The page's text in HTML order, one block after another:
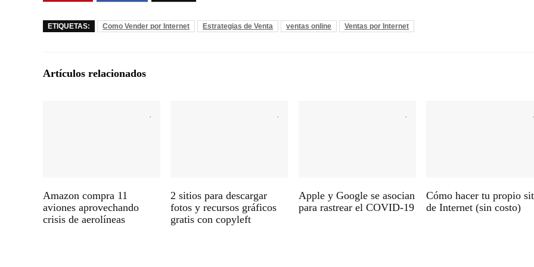
ETIQUETAS: Como Vender por Internet Estrategias de Venta ventas online Ventas por Internet
Artículos relacionados
Amazon compra 11
aviones aprovechando
crisis de aerolíneas
2 sitios para descargar
fotos y recursos gráficos
gratis con copyleft
Apple y Google se asocian
para rastrear el COVID-19
Cómo hacer tu propio
de Internet (sin costo)